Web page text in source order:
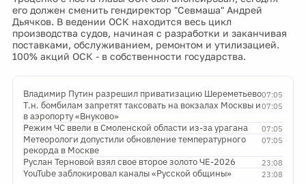
его должен сменить гендиректор "Севмаша" Андрей
Дьячков. В ведении ОСК находится весь цикл
производства судов, начиная с разработки и заканчивая
поставками, обслуживанием, ремонтом и утилизацией.
100% акций ОСК - в собственности государства.
07:05
Владимир Путин разрешил приватизацию Шереметьево
07:05
Т.н. бомбилам запретят таксовать на вокзалах Москвы и
в аэропорту «Внуково»
07:05
Режим ЧС ввели в Смоленской области из-за урагана
07:05
Метеорологи допустили обновление температурного
рекорда в Москве
23:08
Руслан Терновой взял свое второе золото ЧЕ-2026
23:08
YouTube заблокировал каналы «Русской общины»